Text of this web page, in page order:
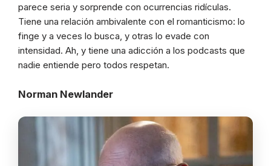
parece seria y sorprende con ocurrencias ridículas.
Tiene una relación ambivalente con el romanticismo: lo
finge y a veces lo busca, y otras lo evade con
intensidad. Ah, y tiene una adicción a los podcasts que
nadie entiende pero todos respetan.
Norman Newlander